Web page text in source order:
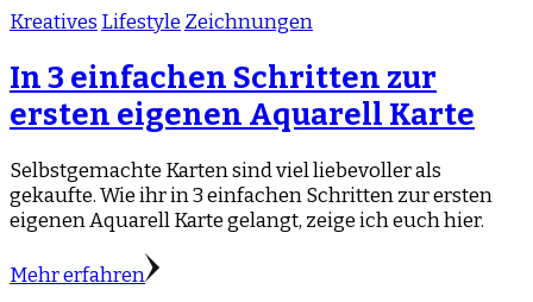
Kreatives Lifestyle Zeichnungen
In 3 einfachen Schritten zur
ersten eigenen Aquarell Karte
Selbstgemachte Karten sind viel liebevoller als
gekaufte. Wie ihr in 3 einfachen Schritten zur ersten
eigenen Aquarell Karte gelangt, zeige ich euch hier.
Mehr erfahren